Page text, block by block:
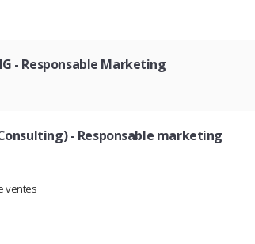
- Responsable Marketing
- Responsable marketing
ventes